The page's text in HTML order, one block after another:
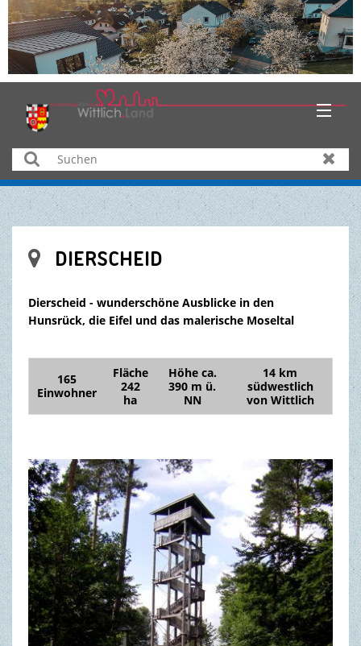
HOME
AKTUELLES
WIRTSCHAFT
BILDUNG & KULTUR
TOURISMUS & FREIZEIT
Suchen
 DIERSCHEID
Dierscheid - wunderschöne Ausblicke in den
Hunsrück, die Eifel und das malerische Moseltal
165
Einwohner
Fläche
242
ha
Höhe ca.
390 m ü.
NN
14 km
südwestlich
von Wittlich